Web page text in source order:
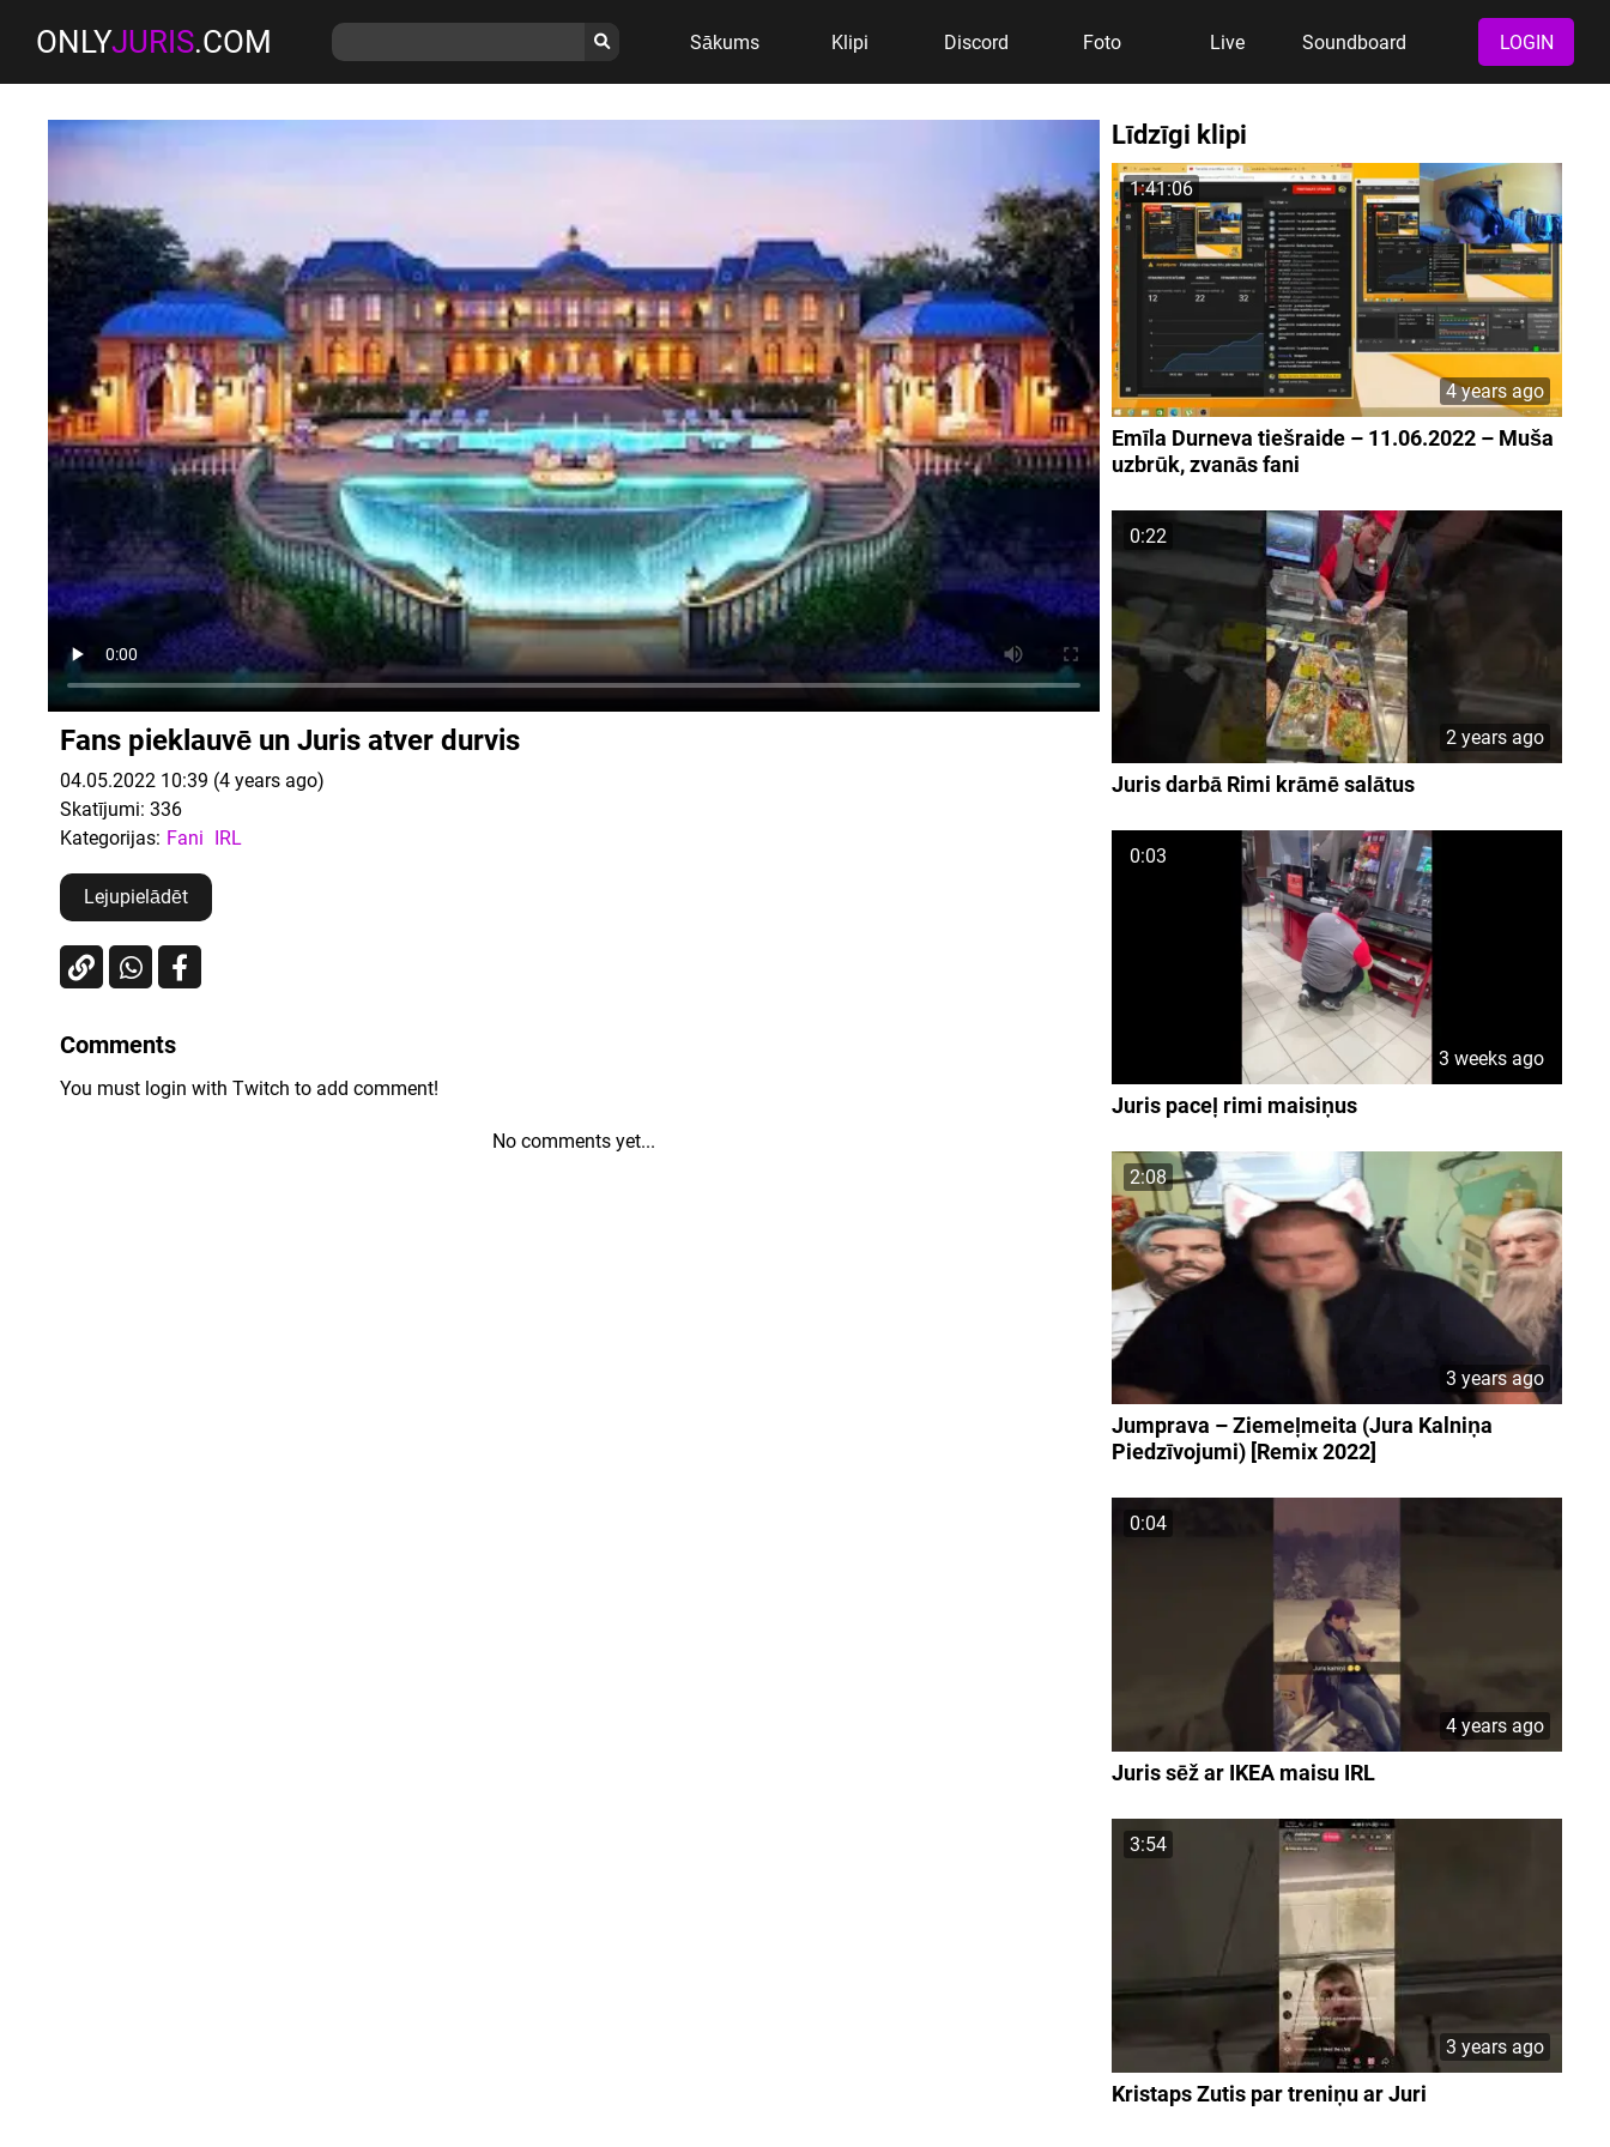
ONLYJURIS.COM Sākums Klipi Discord Foto Live Soundboard LOGIN
Fans pieklauvē un Juris atver durvis
04.05.2022 10:39 (4 years ago)
Skatījumi: 336
Kategorijas: Fani IRL
Lejupielādēt
Comments
You must login with Twitch to add comment!
No comments yet...
Līdzīgi klipi
1:41:06
4 years ago
Emīla Durneva tiešraide – 11.06.2022 – Muša
uzbrūk, zvanās fani
0:22
2 years ago
Juris darbā Rimi krāmē salātus
0:03
3 weeks ago
Juris paceļ rimi maisiņus
2:08
3 years ago
Jumprava – Ziemeļmeita (Jura Kalniņa
Piedzīvojumi) [Remix 2022]
0:04
4 years ago
Juris sēž ar IKEA maisu IRL
3:54
3 years ago
Kristaps Zutis par treniņu ar Juri